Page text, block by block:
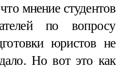
мнение студентов
по вопросу
юристов не
Но вот это как